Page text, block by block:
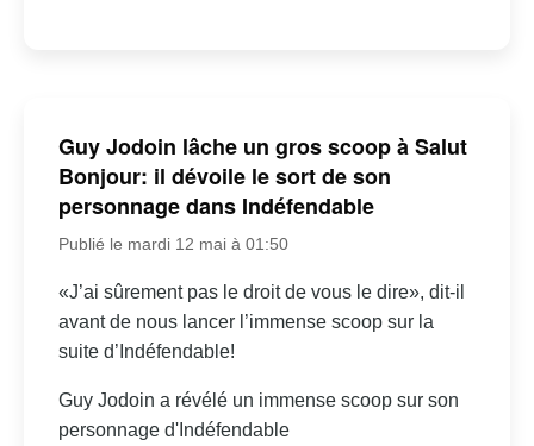
Guy Jodoin lâche un gros scoop à Salut
Bonjour: il dévoile le sort de son
personnage dans Indéfendable
Publié le mardi 12 mai à 01:50
«J’ai sûrement pas le droit de vous le dire», dit-il
avant de nous lancer l’immense scoop sur la
suite d’Indéfendable!
Guy Jodoin a révélé un immense scoop sur son
personnage d'Indéfendable